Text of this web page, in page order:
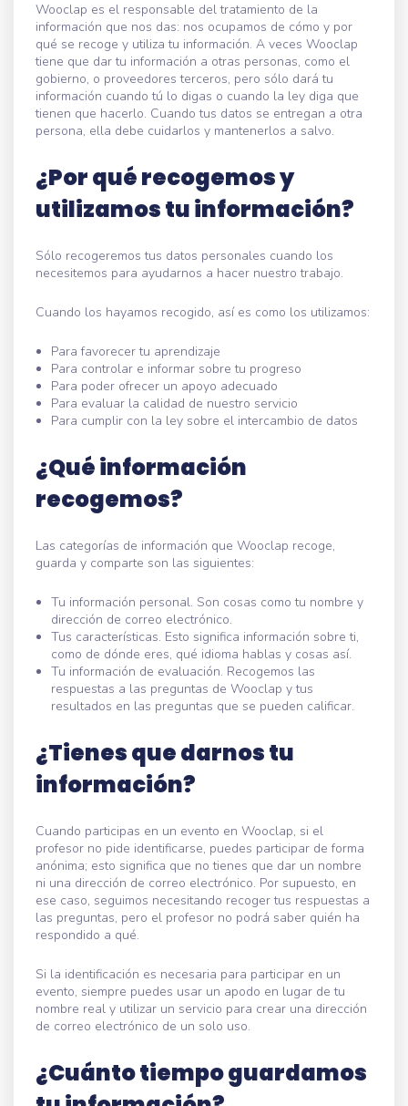
Wooclap es el responsable del tratamiento de la
información que nos das: nos ocupamos de cómo y por
qué se recoge y utiliza tu información. A veces Wooclap
tiene que dar tu información a otras personas, como el
gobierno, o proveedores terceros, pero sólo dará tu
información cuando tú lo digas o cuando la ley diga que
tienen que hacerlo. Cuando tus datos se entregan a otra
persona, ella debe cuidarlos y mantenerlos a salvo.
¿Por qué recogemos y
utilizamos tu información?
Sólo recogeremos tus datos personales cuando los
necesitemos para ayudarnos a hacer nuestro trabajo.
Cuando los hayamos recogido, así es como los utilizamos:
Para favorecer tu aprendizaje
Para controlar e informar sobre tu progreso
Para poder ofrecer un apoyo adecuado
Para evaluar la calidad de nuestro servicio
Para cumplir con la ley sobre el intercambio de datos
¿Qué información
recogemos?
Las categorías de información que Wooclap recoge,
guarda y comparte son las siguientes:
Tu información personal. Son cosas como tu nombre y
dirección de correo electrónico.
Tus características. Esto significa información sobre ti,
como de dónde eres, qué idioma hablas y cosas así.
Tu información de evaluación. Recogemos las
respuestas a las preguntas de Wooclap y tus
resultados en las preguntas que se pueden calificar.
¿Tienes que darnos tu
información?
Cuando participas en un evento en Wooclap, si el
profesor no pide identificarse, puedes participar de forma
anónima; esto significa que no tienes que dar un nombre
ni una dirección de correo electrónico. Por supuesto, en
ese caso, seguimos necesitando recoger tus respuestas a
las preguntas, pero el profesor no podrá saber quién ha
respondido a qué.
Si la identificación es necesaria para participar en un
evento, siempre puedes usar un apodo en lugar de tu
nombre real y utilizar un servicio para crear una dirección
de correo electrónico de un solo uso.
¿Cuánto tiempo guardamos